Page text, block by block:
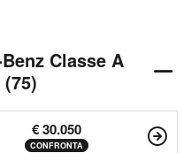
Classe A
€ 30.050
CONFRONTA